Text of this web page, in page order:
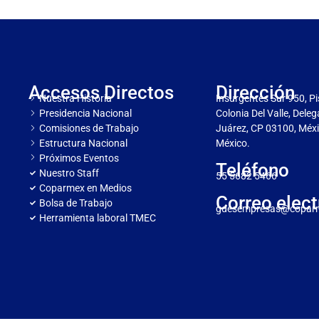
Accesos Directos
Nuestra Historia
Presidencia Nacional
Comisiones de Trabajo
Estructura Nacional
Próximos Eventos
Nuestro Staff
Coparmex en Medios
Bolsa de Trabajo
Herramienta laboral TMEC
Dirección
Insurgentes Sur 950,
Colonia Del Valle,
Juárez, CP 03100,
México.
Teléfono
55 5682 5466
Correo